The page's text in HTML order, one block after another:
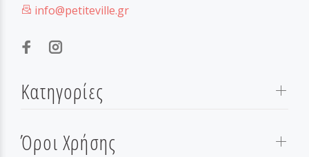
info@petiteville.gr
Κατηγορίες
Όροι Χρήσης